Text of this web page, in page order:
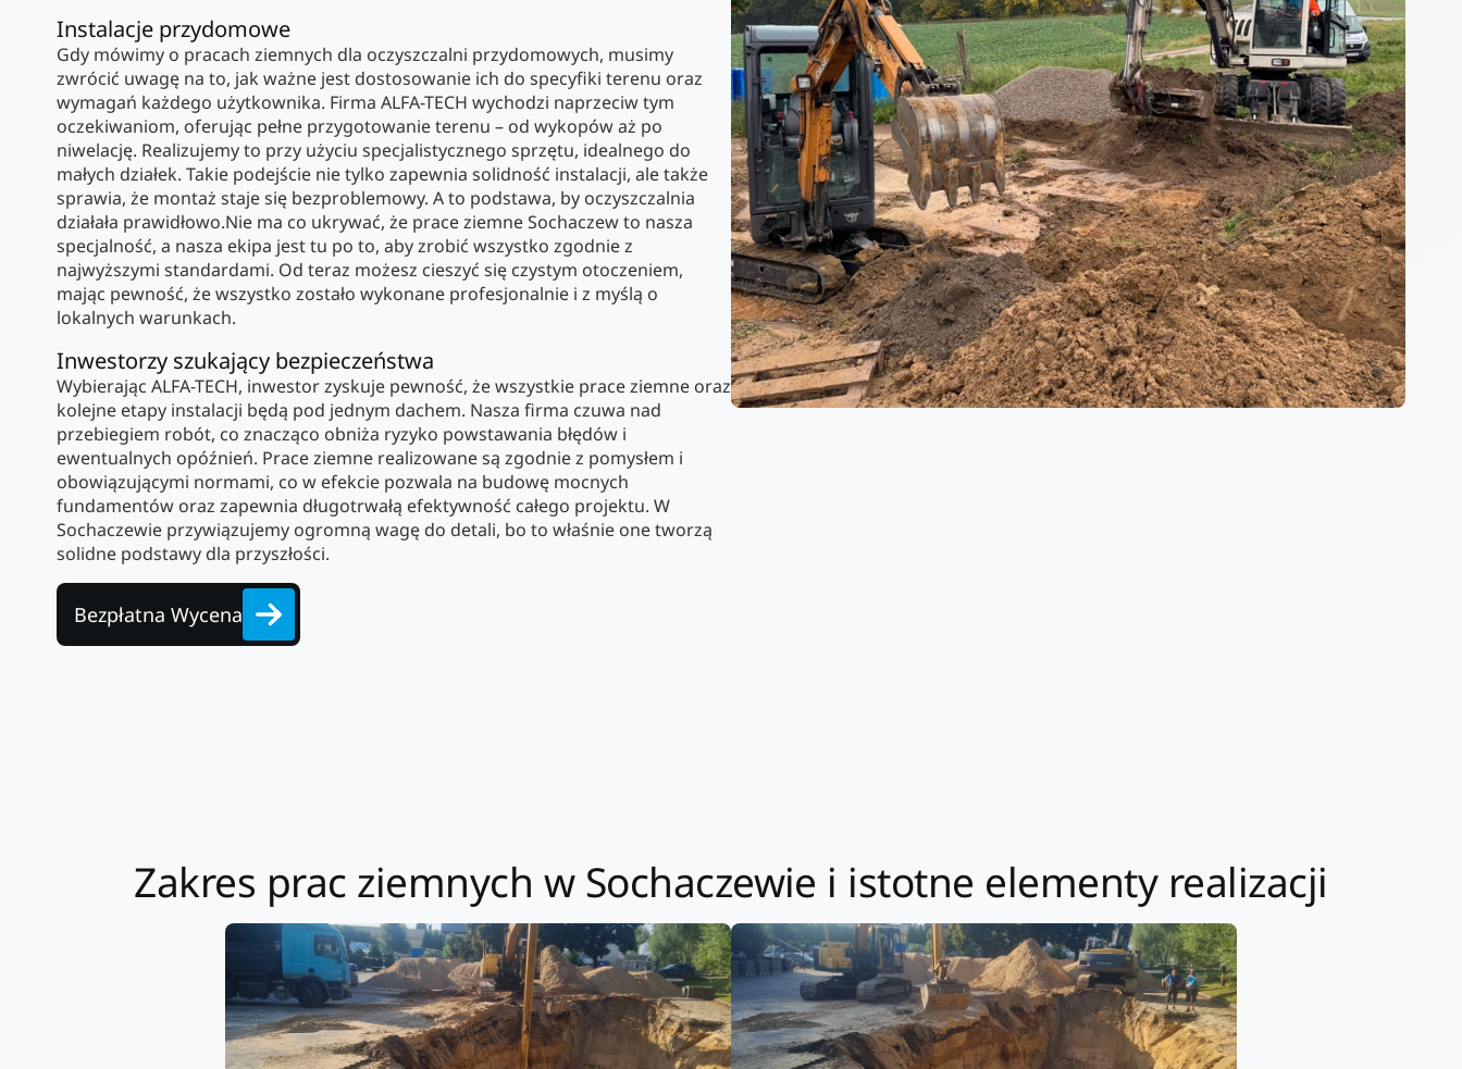
Instalacje przydomowe
Gdy mówimy o pracach ziemnych dla oczyszczalni przydomowych, musimy
zwrócić uwagę na to, jak ważne jest dostosowanie ich do specyfiki terenu oraz
wymagań każdego użytkownika. Firma ALFA-TECH wychodzi naprzeciw tym
oczekiwaniom, oferując pełne przygotowanie terenu – od wykopów aż po
niwelację. Realizujemy to przy użyciu specjalistycznego sprzętu, idealnego do
małych działek. Takie podejście nie tylko zapewnia solidność instalacji, ale także
sprawia, że montaż staje się bezproblemowy. A to podstawa, by oczyszczalnia
działała prawidłowo.Nie ma co ukrywać, że prace ziemne Sochaczew to nasza
specjalność, a nasza ekipa jest tu po to, aby zrobić wszystko zgodnie z
najwyższymi standardami. Od teraz możesz cieszyć się czystym otoczeniem,
mając pewność, że wszystko zostało wykonane profesjonalnie i z myślą o
lokalnych warunkach.
Inwestorzy szukający bezpieczeństwa
Wybierając ALFA-TECH, inwestor zyskuje pewność, że wszystkie prace ziemne oraz
kolejne etapy instalacji będą pod jednym dachem. Nasza firma czuwa nad
przebiegiem robót, co znacząco obniża ryzyko powstawania błędów i
ewentualnych opóźnień. Prace ziemne realizowane są zgodnie z pomysłem i
obowiązującymi normami, co w efekcie pozwala na budowę mocnych
fundamentów oraz zapewnia długotrwałą efektywność całego projektu. W
Sochaczewie przywiązujemy ogromną wagę do detali, bo to właśnie one tworzą
solidne podstawy dla przyszłości.
Bezpłatna Wycena
Zakres prac ziemnych w Sochaczewie i istotne elementy realizacji